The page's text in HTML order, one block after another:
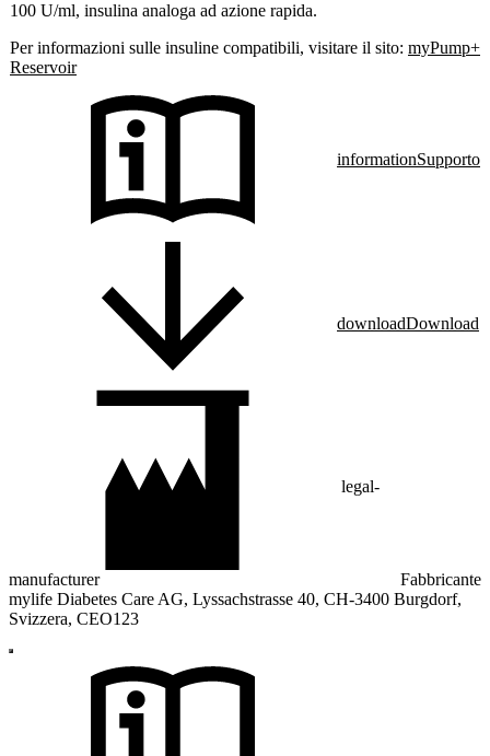
100 U/ml, insulina analoga ad azione rapida.
Per informazioni sulle insuline compatibili, visitare il sito: myPump+
Reservoir
informationSupporto
downloadDownload
legal-
manufacturer
Fabbricante
mylife Diabetes Care AG, Lyssachstrasse 40, CH-3400 Burgdorf,
Svizzera, CEO123